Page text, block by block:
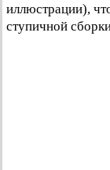
иллюстрации),
ступичной